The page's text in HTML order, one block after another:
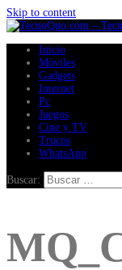
Skip to content
Inicio
Móviles
Gadgets
Internet
Pc
Juegos
Cine y TV
Trucos
WhatsApp
Buscar: